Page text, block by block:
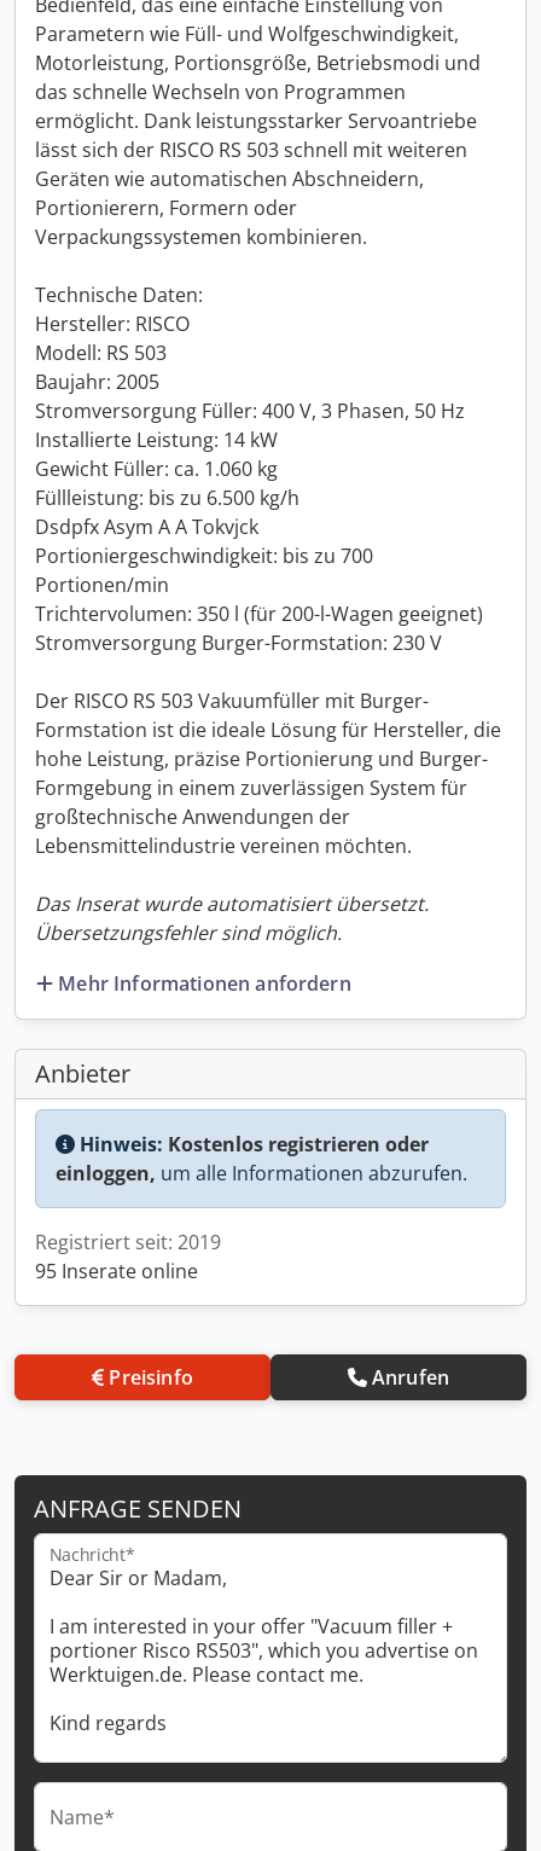
Parametern wie Füll- und Wolfgeschwindigkeit,
Motorleistung, Portionsgröße, Betriebsmodi und
das schnelle Wechseln von Programmen
ermöglicht. Dank leistungsstarker Servoantriebe
lässt sich der RISCO RS 503 schnell mit weiteren
Geräten wie automatischen Abschneidern,
Portionierern, Formern oder
Verpackungssystemen kombinieren.
Technische Daten:
Hersteller: RISCO
Modell: RS 503
Baujahr: 2005
Stromversorgung Füller: 400 V, 3 Phasen, 50 Hz
Installierte Leistung: 14 kW
Gewicht Füller: ca. 1.060 kg
Füllleistung: bis zu 6.500 kg/h
Dsdpfx Asym A A Tokvjck
Portioniergeschwindigkeit: bis zu 700
Portionen/min
Trichtervolumen: 350 l (für 200-l-Wagen geeignet)
Stromversorgung Burger-Formstation: 230 V
Der RISCO RS 503 Vakuumfüller mit Burger-
Formstation ist die ideale Lösung für Hersteller, die
hohe Leistung, präzise Portionierung und Burger-
Formgebung in einem zuverlässigen System für
großtechnische Anwendungen der
Lebensmittelindustrie vereinen möchten.
Das Inserat wurde automatisiert übersetzt.
Übersetzungsfehler sind möglich.
Mehr Informationen anfordern
Anbieter
Hinweis: Kostenlos registrieren oder
einloggen, um alle Informationen abzurufen.
Registriert seit: 2019
95 Inserate online
Preisinfo Anrufen
ANFRAGE SENDEN
Nachricht*
Name*